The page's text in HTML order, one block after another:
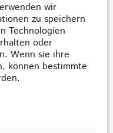
wir
zu speichern
Technologien
oder
Wenn sie ihre
können bestimmte